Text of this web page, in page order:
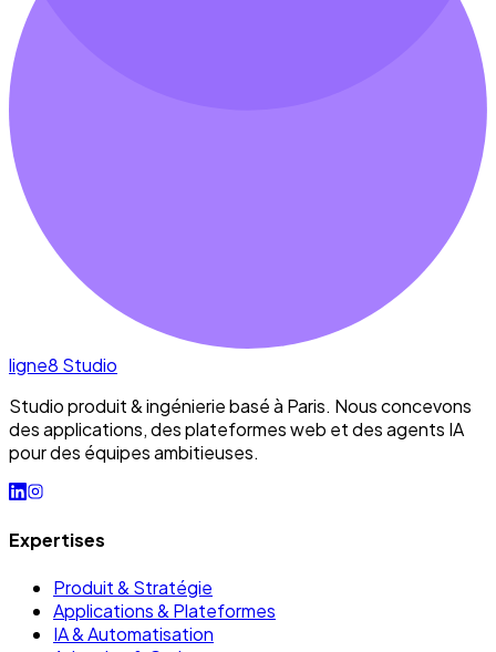
ligne8 Studio
Studio produit & ingénierie basé à Paris. Nous concevons
des applications, des plateformes web et des agents IA
pour des équipes ambitieuses.
Expertises
Produit & Stratégie
Applications & Plateformes
IA & Automatisation